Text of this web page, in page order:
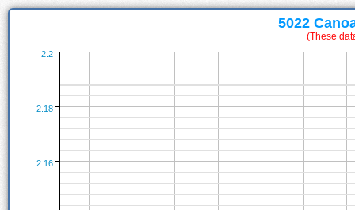
5022
(These
2.2
2.16
2.18